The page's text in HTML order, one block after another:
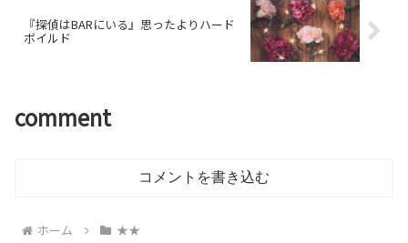
『探偵はBARにいる』思ったよりハード
ボイルド
comment
コメントを書き込む
ホーム ★★